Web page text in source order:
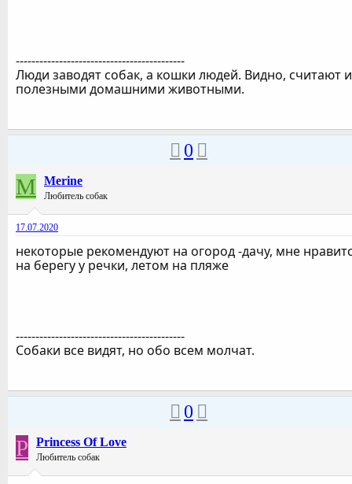
-------------------------------------------
Люди заводят собак, а кошки людей. Видно, считают
полезными домашними животными.
0
M Merine
Любитель собак
17.07.2020
некоторые рекомендуют на огород -дачу, мне
на берегу у речки, летом на пляже
-------------------------------------------
Собаки все видят, но обо всем молчат.
0
P Princess Of Love
Любитель собак